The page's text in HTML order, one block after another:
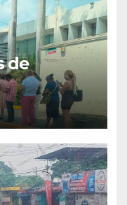
de